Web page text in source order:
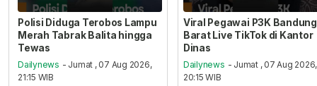
Polisi Diduga Terobos Lampu
Merah Tabrak Balita hingga
Tewas
Dailynews - Jumat , 07 Aug 2026,
21:15 WIB
Viral Pegawai P3K Bandung
Barat Live TikTok di Kantor
Dinas
Dailynews - Jumat , 07 Aug 2026,
20:15 WIB